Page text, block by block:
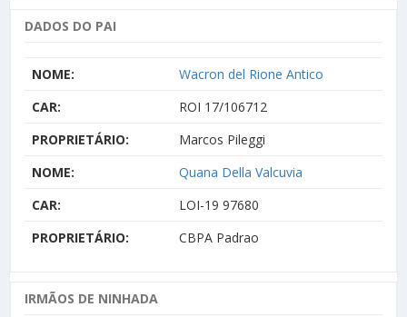
DADOS DO PAI
NOME:
Wacron del Rione Antico
CAR:
ROI 17/106712
PROPRIETÁRIO:
Marcos Pileggi
NOME:
Quana Della Valcuvia
CAR:
LOI-19 97680
PROPRIETÁRIO:
CBPA Padrao
IRMÃOS DE NINHADA